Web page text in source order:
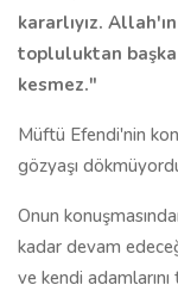
kararlıyız.
topluluktan
kesmez."
Müftü Efendi'nin
gözyaşı
Onun
kadar devam
ve kendi adamlarını